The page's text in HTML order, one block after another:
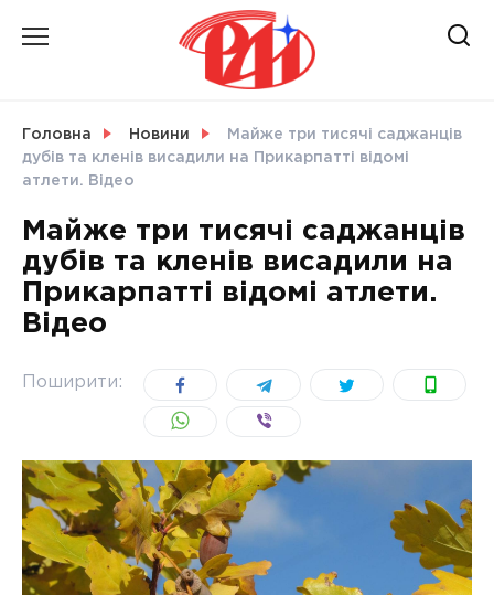
СВІТ
УКРАЇНА
Головна Новини
Майже три тисячі саджанців
дубів та кленів висадили на Прикарпатті відомі
атлети. Відео
Майже три тисячі саджанців
дубів та кленів висадили на
Прикарпатті відомі атлети.
Відео
Поширити: